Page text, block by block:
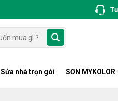
Sửa nhà trọn gói SƠN MYKOLOR